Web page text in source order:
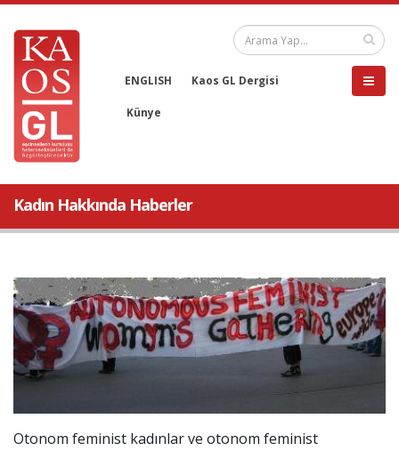
ENGLISH Kaos GL Dergisi
Künye
Kadın Hakkında Haberler
Otonom feminist kadınlar ve otonom feminist